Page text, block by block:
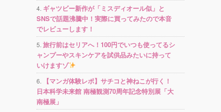
ギャツビー新作が「ミスディオール似」と
SNSで話題沸騰中！実際に買ってみたので本音
でレビューします！
旅行前はセリアへ！100円でいつも使ってるシ
ャンプーやスキンケアを試供品みたいに持って
いけますゾ
【マンガ体験レポ】サチコと神ねこが行く！
日本科学未来館 南極観測70周年記念特別展「大
南極展」